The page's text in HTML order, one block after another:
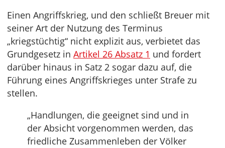
Einen Angriffskrieg, und den schließt Breuer mit
seiner Art der Nutzung des Terminus
„kriegstüchtig“ nicht explizit aus, verbietet das
Grundgesetz in Artikel 26 Absatz 1 und fordert
darüber hinaus in Satz 2 sogar dazu auf, die
Führung eines Angriffskrieges unter Strafe zu
stellen.
„Handlungen, die geeignet sind und in
der Absicht vorgenommen werden, das
friedliche Zusammenleben der Völker